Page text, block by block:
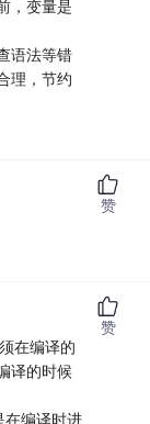
，变量是
语法等错
理，节约
赞
在编译的
译的时候
在编译时进
赞